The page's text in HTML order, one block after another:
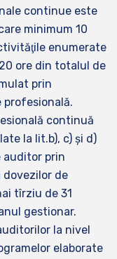
continue este
minimum 10
enumerate
ore din totalul de
prin
profesională.
continuă
la lit.b), c) şi d)
auditor prin
dovezilor de
tîrziu de 31
gestionar.
la nivel
elaborate